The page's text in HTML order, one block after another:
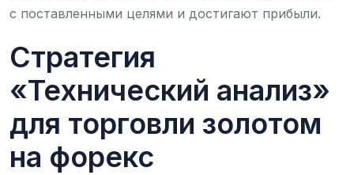
с поставленными целями и достигают прибыли.
Стратегия
«Технический анализ»
для торговли золотом
на форекс